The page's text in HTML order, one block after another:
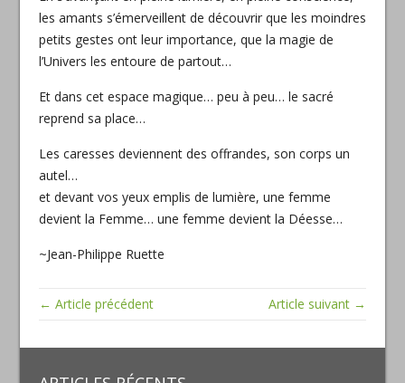
les amants s’émerveillent de découvrir que les moindres
petits gestes ont leur importance, que la magie de
l’Univers les entoure de partout…
Et dans cet espace magique… peu à peu… le sacré
reprend sa place…
Les caresses deviennent des offrandes, son corps un
autel…
et devant vos yeux emplis de lumière, une femme
devient la Femme… une femme devient la Déesse…
~Jean-Philippe Ruette
← Article précédent Article suivant →